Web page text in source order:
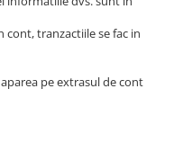
cont, tranzactiile se fac in
pe extrasul de cont